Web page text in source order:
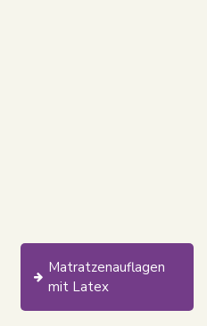
Matratzenauflagen
mit Latex